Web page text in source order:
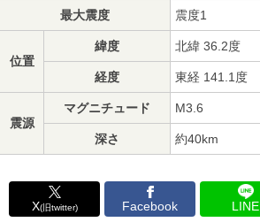
最大震度 震度1
位置
緯度 北緯 36.2度
経度 東経 141.1度
震源
マグニチュード M3.6
深さ 約40km
X(旧twitter) Facebook LINE